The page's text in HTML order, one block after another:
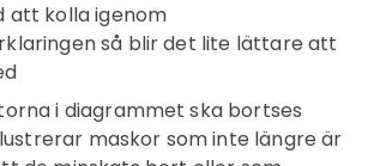
att kolla igenom
så blir det lite lättare att
i diagrammet ska bortses
maskor som inte längre är